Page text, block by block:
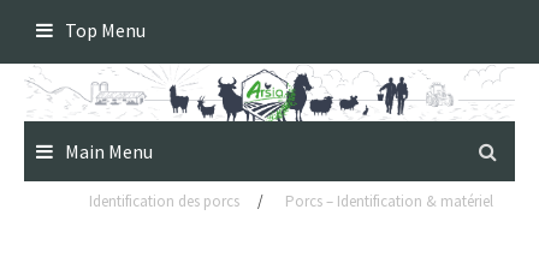
content
Top Menu
Main Menu
Identification des porcs / Porcs – Identification & matériel